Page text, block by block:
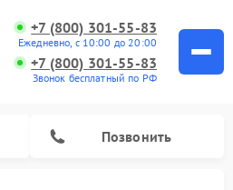
+7 (800) 301-55-83
Ежедневно, с 10:00 до 20:00
+7 (800) 301-55-83
Звонок бесплатный по РФ
Позвонить